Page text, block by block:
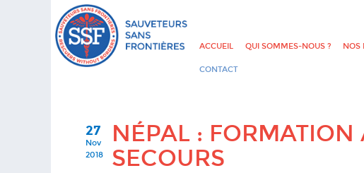
ACCUEIL QUI SOMMES-NOUS ? NOS
CONTACT
27
Nov
2018
NÉPAL : FORMATION
SECOURS